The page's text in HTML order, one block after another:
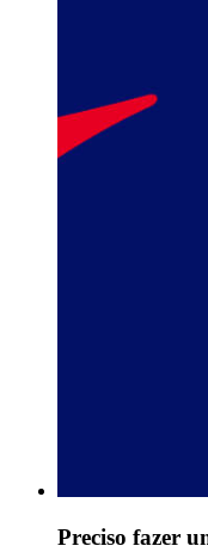
Preciso fazer